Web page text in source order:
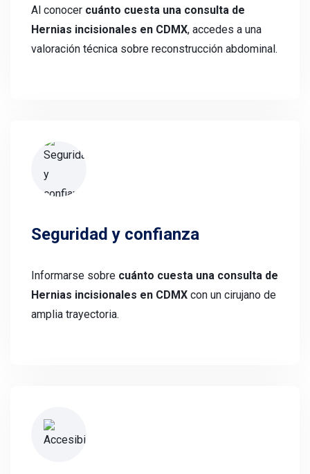
Al conocer cuánto cuesta una consulta de
Hernias incisionales en CDMX, accedes a una
valoración técnica sobre reconstrucción abdominal.
Seguridad y confianza
Informarse sobre cuánto cuesta una consulta de
Hernias incisionales en CDMX con un cirujano de
amplia trayectoria.